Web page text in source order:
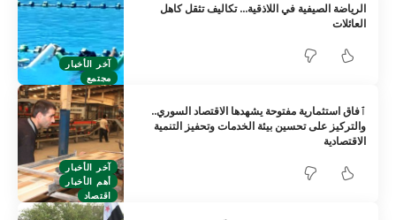
آخر الأخبار
مجتمع
الرياضة الصيفية في اللاذقية… تكاليف تثقل كاهل
العائلات
آخر الأخبار
أهم الأخبار
اقتصاد
ٱفاق استثمارية مفتوحة يشهدها الاقتصاد السوري..
والتركيز على تحسين بيئة الخدمات وتحفيز التنمية
الاقتصادية